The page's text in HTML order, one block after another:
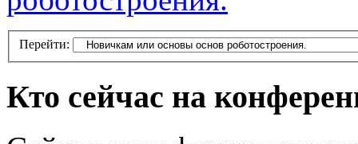
Перейти:
Кто сейчас на